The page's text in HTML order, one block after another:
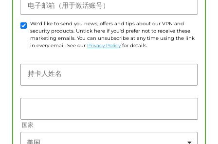
电子邮箱（用于激活账号）
We'd like to send you news, offers and tips about our VPN and
security products. Untick here if you'd prefer not to receive these
marketing emails. You can unsubscribe at any time using the link
in every email. See our Privacy Policy for details.
持卡人姓名
国家